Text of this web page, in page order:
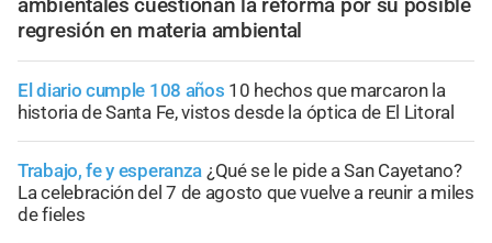
regresión en materia ambiental
El diario cumple 108 años 10 hechos que marcaron la
historia de Santa Fe, vistos desde la óptica de El Litoral
Trabajo, fe y esperanza ¿Qué se le pide a San Cayetano?
La celebración del 7 de agosto que vuelve a reunir a miles
de fieles